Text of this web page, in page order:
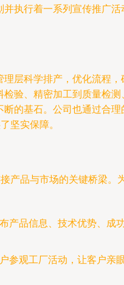
执行着一系列宣传推广活
层科学排产，优化流程，
验、精密加工到质量检
的基石。公司也通过合
坚实保障。
产品与市场的关键桥梁。
产品信息、技术优势、成
参观工厂活动，让客户亲